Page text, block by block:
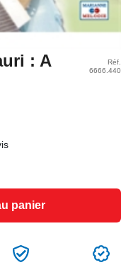
: A
Réf.
6666.440
panier